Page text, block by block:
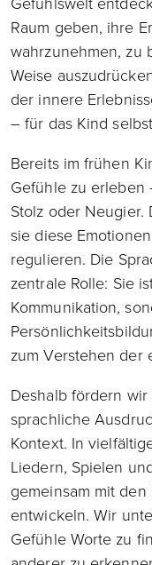
Raum geben, ihre
wahrzunehmen, zu
Weise
der innere
– für das Kind
Bereits im frühen
Gefühle zu erleben
Stolz oder
sie diese
regulieren. Die
zentrale Rolle: Sie
Kommunikation,
zum Verstehen der
Deshalb fördern
sprachliche
Kontext. In
Liedern, Spielen
gemeinsam mit
entwickeln. Wir
Gefühle Worte zu